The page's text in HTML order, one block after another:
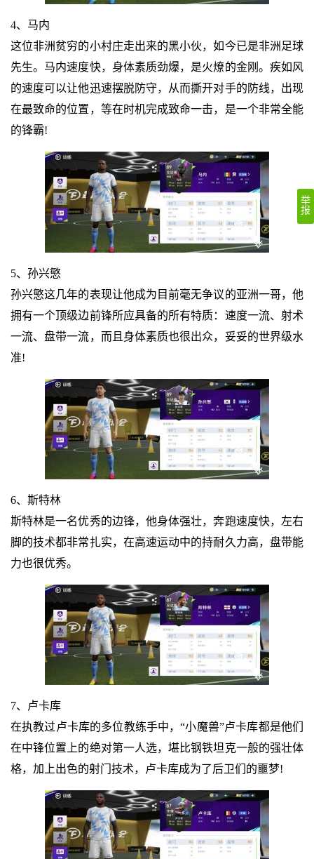
4、马内
这位非洲贫穷的小村庄走出来的黑小伙，如今已是非洲足球
先生。马内速度快，身体素质劲爆，是火燎的金刚。疾如风
的速度可以让他迅速摆脱防守，从而撕开对手的防线，出现
在最致命的位置，等在时机完成致命一击，是一个非常全能
的锋霸!
5、孙兴慜
孙兴慜这几年的表现让他成为目前毫无争议的亚洲一哥，他
拥有一个顶级边前锋所应具备的所有特质：速度一流、射术
一流、盘带一流，而且身体素质也很出众，妥妥的世界级水
准!
6、斯特林
斯特林是一名优秀的边锋，他身体强壮，奔跑速度快，左右
脚的技术都非常扎实，在高速运动中的持耐久力高，盘带能
力也很优秀。
7、卢卡库
在执教过卢卡库的多位教练手中，“小魔兽”卢卡库都是他们
在中锋位置上的绝对第一人选，堪比钢铁坦克一般的强壮体
格，加上出色的射门技术，卢卡库成为了后卫们的噩梦!
举
报